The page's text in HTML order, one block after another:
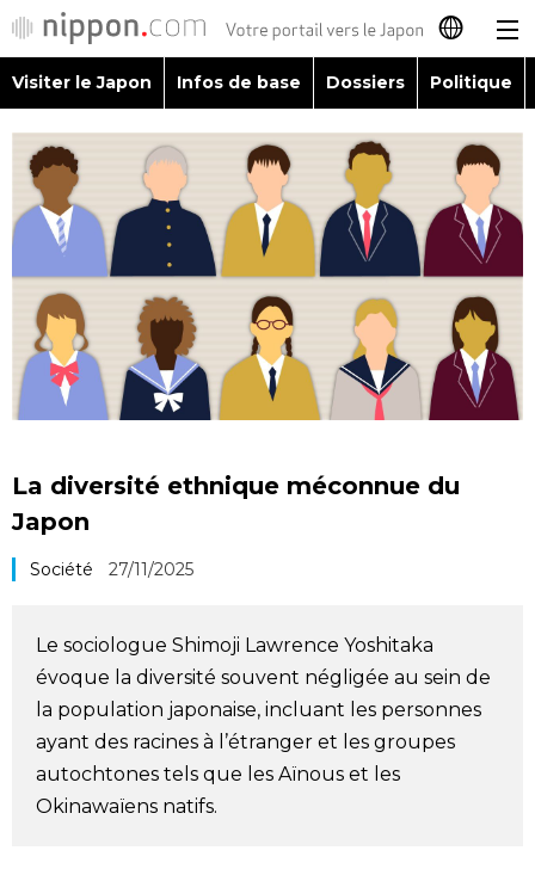
日本語
English
简体字
繁體字
Español
العربية
Visiter le Japon
Infos de base
Dossiers
Économie
Société
Culture
Gastronomie
Le japonais
Visiter le Japon Infos de base Dossiers Politique
La diversité ethnique méconnue du
Japon
Société 27/11/2025
Le sociologue Shimoji Lawrence Yoshitaka
évoque la diversité souvent négligée au sein de
la population japonaise, incluant les personnes
ayant des racines à l’étranger et les groupes
autochtones tels que les Aïnous et les
Okinawaïens natifs.